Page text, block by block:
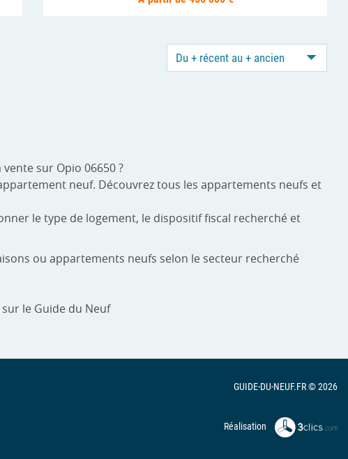
Du + récent au + ancien
sur Opio 06650 ?
neuf. Découvrez tous les appartements neufs et
le type de logement, le dispositif fiscal recherché et
ou appartements neufs selon le secteur recherché
le Guide du Neuf
GUIDE-DU-NEUF.FR © 2026
Réalisation